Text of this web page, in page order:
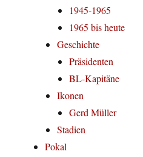
1945-1965
1965 bis heute
Geschichte
Präsidenten
BL-Kapitäne
Ikonen
Gerd Müller
Stadien
Pokal